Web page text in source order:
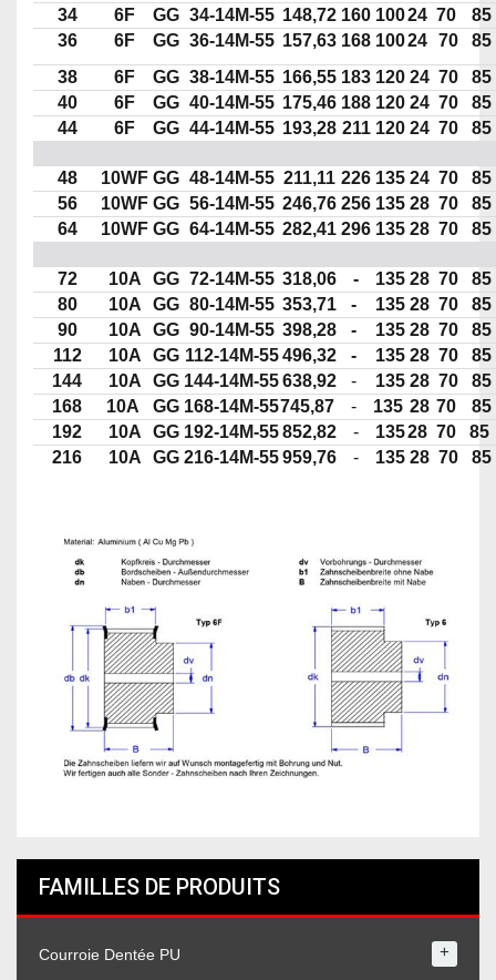
34
6F GG 34-14M-55 148,72 160 10024 70
85
36
6F GG 36-14M-55 157,63 168 10024 70
85
38
6F GG 38-14M-55 166,55 183 120 24 70
85
40
6F GG 40-14M-55 175,46 188 120 24 70
85
44
6F GG 44-14M-55 193,28 211 120 24 70 85
48 10WF GG 48-14M-55 211,11 226 135 24 70
85
56
10WF GG 56-14M-55 246,76 256 135 28 70
85
64
10WF GG 64-14M-55 282,41 296 135 28 70 85
72 10A GG 72-14M-55 318,06 - 135 28 70
85
80
10A GG 80-14M-55 353,71 - 135 28 70
85
90
10A GG 90-14M-55 398,28 - 135 28 70
85
112
10A GG 112-14M-55 496,32 - 135 28 70
85
144
10A GG 144-14M-55638,92 - 135 28 70
85
168
10A GG 168-14M-55745,87 - 135 28 70
85
192
10A GG 192-14M-55852,82 - 13528 70
85
216
10A GG 216-14M-55959,76 - 135 28 70 85
FAMILLES DE PRODUITS
Courroie Dentée PU +